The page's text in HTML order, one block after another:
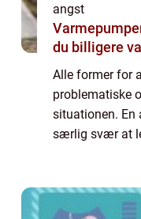
angst
du billigere
Alle former for
problematiske
situationen. En
særlig svær at